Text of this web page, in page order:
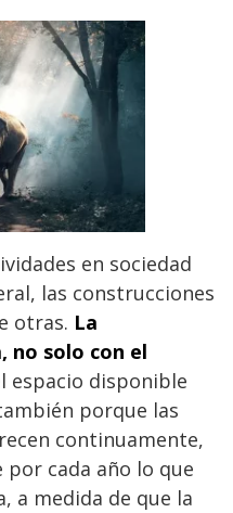
en sociedad
las construcciones
otras. La
no solo con el
espacio disponible
porque las
continuamente,
por cada año lo que
a medida de que la